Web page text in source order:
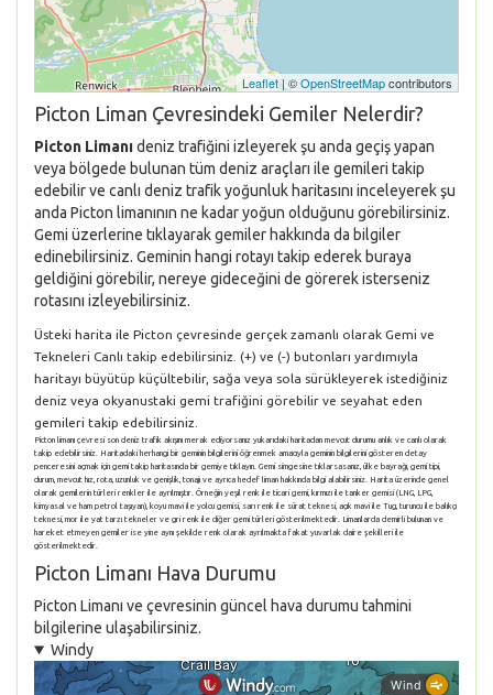
Leaflet| ©OpenStreetMapcontributors
Picton Liman Çevresindeki Gemiler Nelerdir?
Picton Limanıdeniz trafiğini izleyerek şu anda geçiş yapan
veya bölgede bulunan tüm deniz araçları ile gemileri takip
edebilir ve canlı deniz trafik yoğunluk haritasını inceleyerek şu
anda Picton limanının ne kadar yoğun olduğunu görebilirsiniz.
Gemi üzerlerine tıklayarak gemiler hakkında da bilgiler
edinebilirsiniz. Geminin hangi rotayı takip ederek buraya
geldiğini görebilir, nereye gideceğini de görerek isterseniz
rotasını izleyebilirsiniz.
Üsteki harita ile Picton çevresinde gerçek zamanlı olarak Gemi ve
Tekneleri Canlı takip edebilirsiniz. (+) ve (-) butonları yardımıyla
haritayı büyütüp küçültebilir, sağa veya sola sürükleyerek istediğiniz
deniz veya okyanustaki gemi trafiğini görebilir ve seyahat eden
gemileri takip edebilirsiniz.
Picton limanı çevresi son deniz trafik akışını merak ediyorsanız yukarıdaki haritadan mevcut durumu anlık ve canlı olarak
takip edebilirsiniz. Haritadaki herhangi bir geminin bilgilerini öğrenmek amacıyla geminin bilgilerini gösteren detay
penceresini açmak için gemi takip haritasında bir gemiye tıklayın. Gemi simgesine tıklarsasanız, ülke bayrağı, gemi tipi,
durum, mevcut hız, rota, uzunluk ve genişlik, tonajı ve ayrıca hedef liman hakkında bilgi alabilirsiniz. Harita üzerinde genel
olarak gemilerin türleri renkler ile ayrılmıştır. Örneğin yeşil renk ile ticari gemi, kırmızı ile tanker gemisi (LNG, LPG,
kimyasal ve ham petrol taşıyan), koyu mavi ile yolcu gemisi, sarı renk ile sürat teknesi, açık mavi ile Tug, turuncu ile balıkçı
teknesi, mor ile yat tarzı tekneler ve gri renk ile diğer gemi türleri gösterilmektedir. Limanlarda demirli bulunan ve
hareket etmeyen gemiler ise yine aynı şekilde renk olarak ayrılmakta fakat yuvarlak daire şekilleri ile
gösterilmektedir.
Picton Limanı Hava Durumu
Picton Limanı ve çevresinin güncel hava durumu tahmini
bilgilerine ulaşabilirsiniz.
Windy